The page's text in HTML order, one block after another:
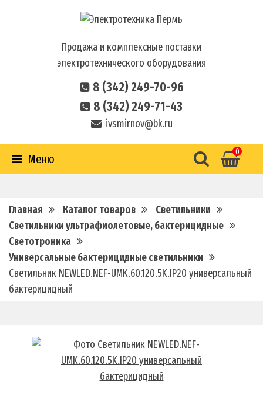
Продажа и комплексные поставки
электротехнического оборудования
8 (342) 249-70-96
8 (342) 249-71-43
ivsmirnov@bk.ru
Меню
0
Главная Каталог товаров
Светильники
Светильники ультрафиолетовые, бактерицидные
Светотроника
Универсальные бактерицидные светильники
Светильник NEWLED.NEF-UMK.60.120.5K.IP20 универсальный
бактерицидный